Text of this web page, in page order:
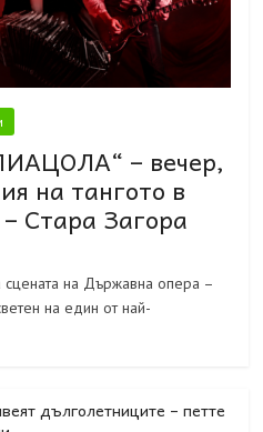
– вечер,
на тангото в
Стара Загора
на Държавна опера –
на един от най-
дълголетниците – петте